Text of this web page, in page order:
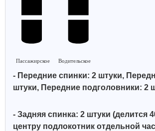
Пассажирское Водительское
- Передние спинки: 2 штуки,
штуки, Передние подголовники: 2
- Задняя спинка: 2 штуки (делится
центру подлокотник отдельной